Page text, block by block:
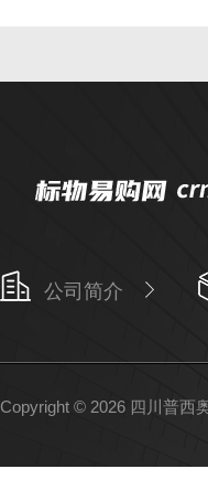
公司简介
Copyright © 2026 四川普西